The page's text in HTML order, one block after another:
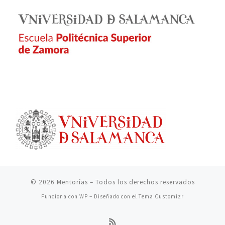
© 2026 Mentorías – Todos los derechos reservados
Funciona con WP – Diseñado con el Tema Customizr